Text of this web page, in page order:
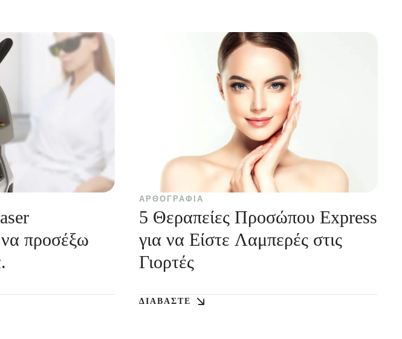
προσέξω
ΑΡΘΟΓΡΑΦΊΑ
5 Θεραπείες Προσώπου Express
για να Είστε Λαμπερές στις
Γιορτές
ΔΙΑΒΆΣΤΕ